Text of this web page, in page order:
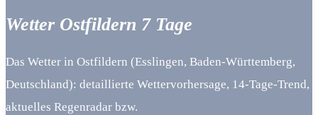
Wetter Ostfildern 7 Tage
Das Wetter in Ostfildern (Esslingen, Baden-Württemberg,
Deutschland): detaillierte Wettervorhersage, 14-Tage-Trend,
aktuelles Regenradar bzw.